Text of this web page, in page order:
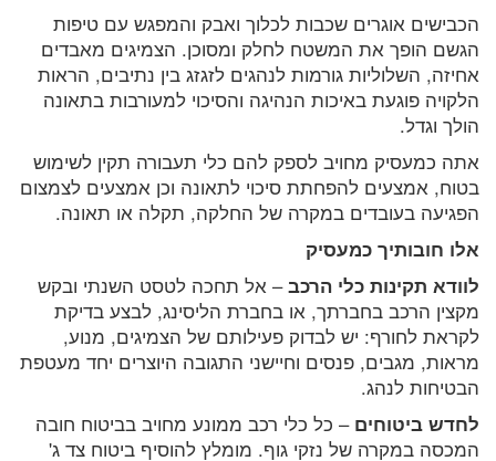
הכבישים אוגרים שכבות לכלוך ואבק והמפגש עם טיפות
הגשם הופך את המשטח לחלק ומסוכן. הצמיגים מאבדים
אחיזה, השלוליות גורמות לנהגים לזגזג בין נתיבים, הראות
הלקויה פוגעת באיכות הנהיגה והסיכוי למעורבות בתאונה
הולך וגדל.
אתה כמעסיק מחויב לספק להם כלי תעבורה תקין לשימוש
בטוח, אמצעים להפחתת סיכוי לתאונה וכן אמצעים לצמצום
הפגיעה בעובדים במקרה של החלקה, תקלה או תאונה.
אלו חובותיך כמעסיק
לוודא תקינות כלי הרכב– אל תחכה לטסט השנתי ובקש
מקצין הרכב בחברתך, או בחברת הליסינג, לבצע בדיקת
לקראת לחורף: יש לבדוק פעילותם של הצמיגים, מנוע,
מראות, מגבים, פנסים וחיישני התגובה היוצרים יחד מעטפת
הבטיחות לנהג.
לחדש ביטוחים – כל כלי רכב ממונע מחויב בביטוח חובה
המכסה במקרה של נזקי גוף. מומלץ להוסיף ביטוח צד ג'